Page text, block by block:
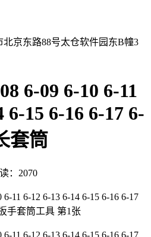
京东路88号太仓软件园东B幢3
6-09 6-10 6-11
6-15 6-16 6-17 6-
套筒
：2070